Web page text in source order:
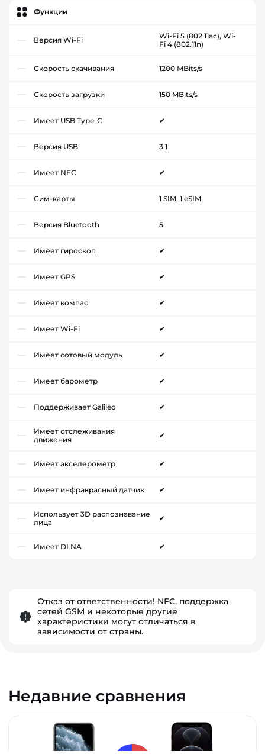
Функции
Версия Wi-Fi
Wi-Fi 5 (802.11ac), Wi-
Fi 4 (802.11n)
Скорость скачивания 1200 MBits/s
Скорость загрузки 150 MBits/s
Имеет USB Type-C ✔
Версия USB 3.1
Имеет NFC ✔
Сим-карты 1 SIM, 1 eSIM
Версия Bluetooth 5
Имеет гироскоп ✔
Имеет GPS ✔
Имеет компас ✔
Имеет Wi-Fi ✔
Имеет сотовый модуль ✔
Имеет барометр ✔
Поддерживает Galileo ✔
Имеет отслеживания
движения
✔
Имеет акселерометр ✔
Имеет инфракрасный датчик ✔
Использует 3D распознавание
лица
✔
Имеет DLNA ✔
Отказ от ответственности! NFC, поддержка
сетей GSM и некоторые другие
характеристики могут отличаться в
зависимости от страны.
Недавние сравнения